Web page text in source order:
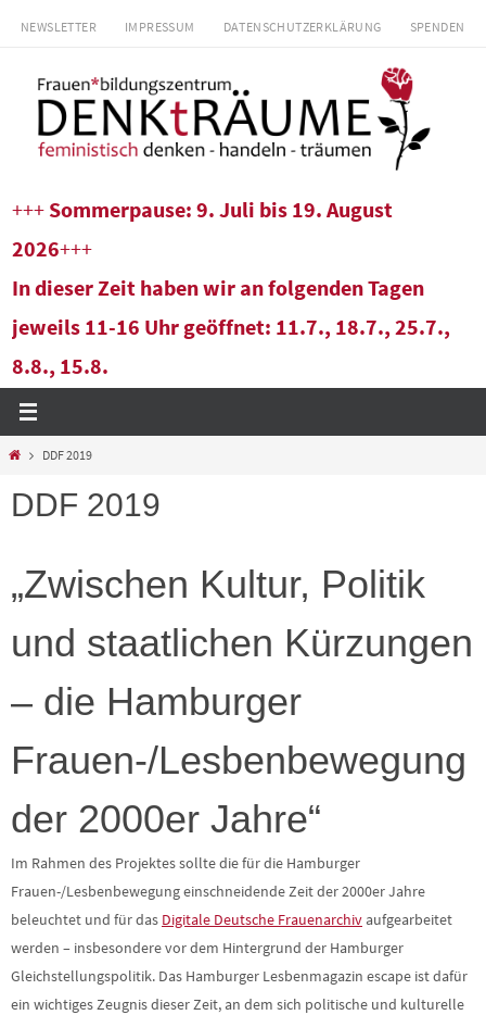
Zum
springen
NEWSLETTER IMPRESSUM DATENSCHUTZERKLÄRUNG SPENDEN
+++ Sommerpause: 9. Juli bis 19. August
2026+++
In dieser Zeit haben wir an folgenden Tagen
jeweils 11-16 Uhr geöffnet: 11.7., 18.7., 25.7.,
8.8., 15.8.
StartDDF 2019
DDF 2019
„Zwischen Kultur, Politik
und staatlichen Kürzungen
– die Hamburger
Frauen-/Lesbenbewegung
der 2000er Jahre“
Im Rahmen des Projektes sollte die für die Hamburger
Frauen-/Lesbenbewegung einschneidende Zeit der 2000er Jahre
beleuchtet und für das Digitale Deutsche Frauenarchiv aufgearbeitet
werden – insbesondere vor dem Hintergrund der Hamburger
Gleichstellungspolitik. Das Hamburger Lesbenmagazin escape ist dafür
ein wichtiges Zeugnis dieser Zeit, an dem sich politische und kulturelle